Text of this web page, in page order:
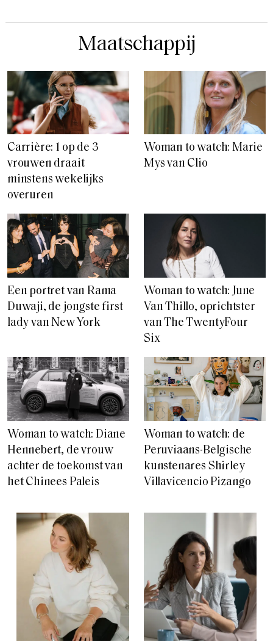
Maatschappij
Carrière: 1 op de 3
vrouwen draait
minstens wekelijks
overuren
Woman to watch: Marie
Mys van Clio
Een portret van Rama
Duwaji, de jongste first
lady van New York
Woman to watch: June
Van Thillo, oprichtster
van The TwentyFour
Six
Woman to watch: Diane
Hennebert, de vrouw
achter de toekomst van
het Chinees Paleis
Woman to watch: de
Peruviaans-Belgische
kunstenares Shirley
Villavicencio Pizango